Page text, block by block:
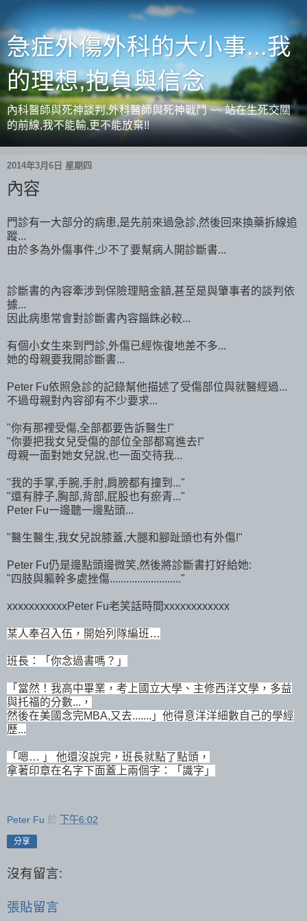
急症外傷外科的大小事...我
的理想,抱負與信念
內科醫師與死神談判,外科醫師與死神戰鬥 ~~ 站在生死交關
的前線,我不能輸,更不能放棄!!
2014年3月6日 星期四
內容
門診有一大部分的病患,是先前來過急診,然後回來換藥拆線追
蹤...
由於多為外傷事件,少不了要幫病人開診斷書...
診斷書的內容牽涉到保險理賠金額,甚至是與肇事者的談判依
據...
因此病患常會對診斷書內容錙銖必較...
有個小女生來到門診,外傷已經恢復地差不多...
她的母親要我開診斷書...
Peter Fu依照急診的記錄幫他描述了受傷部位與就醫經過...
不過母親對內容卻有不少要求...
"你有那裡受傷,全部都要告訴醫生!"
"你要把我女兒受傷的部位全部都寫進去!"
母親一面對她女兒說,也一面交待我...
"我的手掌,手腕,手肘,肩膀都有撞到..."
"還有脖子,胸部,背部,屁股也有瘀青..."
Peter Fu一邊聽一邊點頭...
"醫生醫生,我女兒說膝蓋,大腿和腳趾頭也有外傷!"
Peter Fu仍是邊點頭邊微笑,然後將診斷書打好給她:
"四肢與軀幹多處挫傷.........................."
xxxxxxxxxxxPeter Fu老笑話時間xxxxxxxxxxxx
某人奉召入伍，開始列隊編班…
班長：「你念過書嗎？」
「當然！我高中畢業，考上國立大學、主修西洋文學，多益
與托福的分數... ，
然後在美國念完MBA,又去....... 」他得意洋洋細數自己的學經
歷...
「嗯… 」 他還沒說完，班長就點了點頭，
拿著印章在名字下面蓋 上兩個字：「識字」
Peter Fu 於 下午6:02
分享
沒有留言:
張貼留言